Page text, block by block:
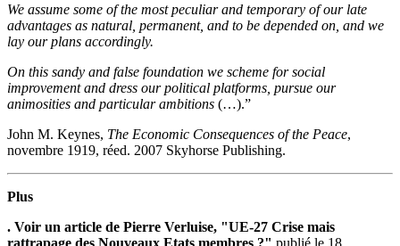
We assume some of the most peculiar and temporary of our late
advantages as natural, permanent, and to be depended on, and we
lay our plans accordingly.
On this sandy and false foundation we scheme for social
improvement and dress our political platforms, pursue our
animosities and particular ambitions (…).”
John M. Keynes, The Economic Consequences of the Peace,
novembre 1919, réed. 2007 Skyhorse Publishing.
Plus
. Voir un article de Pierre Verluise, "UE-27 Crise mais
rattrapage des Nouveaux Etats membres ?" publié le 18